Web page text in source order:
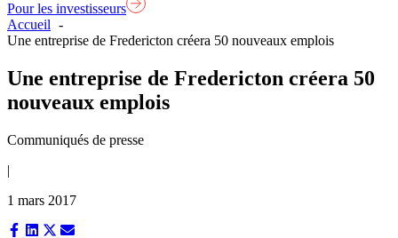
Pour les investisseurs
Accueil
Une entreprise de Fredericton créera 50 nouveaux emplois
Une entreprise de Fredericton créera 50
nouveaux emplois
Communiqués de presse
|
1 mars 2017
ShareShareShareShare